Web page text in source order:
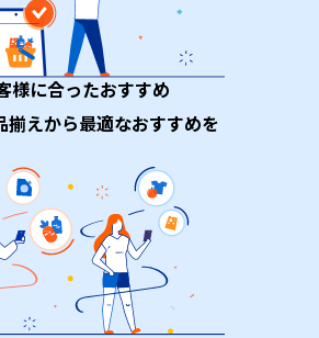
様に合ったおすすめ
揃えから最適なおすすめを